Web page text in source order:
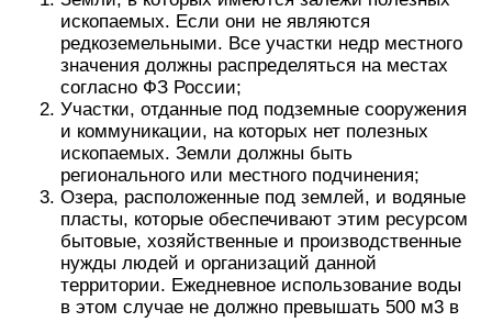
ископаемых. Если они не являются
редкоземельными. Все участки недр местного
значения должны распределяться на местах
согласно ФЗ России;
Участки, отданные под подземные сооружения
и коммуникации, на которых нет полезных
ископаемых. Земли должны быть
регионального или местного подчинения;
Озера, расположенные под землей, и водяные
пласты, которые обеспечивают этим ресурсом
бытовые, хозяйственные и производственные
нужды людей и организаций данной
территории. Ежедневное использование воды
в этом случае не должно превышать 500 м3 в